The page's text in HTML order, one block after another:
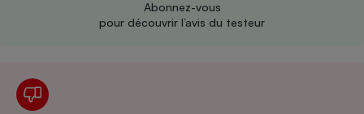
Abonnez-vous
pour découvrir l’avis du testeurAntivirus